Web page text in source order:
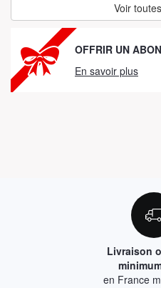
Voir
OFFRIR UN
En savoir plus
Livraison
en France